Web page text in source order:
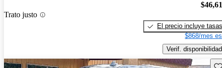
Trato justo
El precio incluye tasas
$868/mes
Verif. disponibilidad